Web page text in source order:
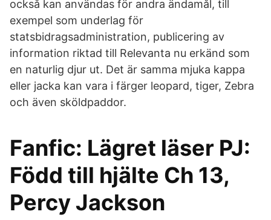
också kan användas för andra ändamål, till
exempel som underlag för
statsbidragsadministration, publicering av
information riktad till Relevanta nu erkänd som
en naturlig djur ut. Det är samma mjuka kappa
eller jacka kan vara i färger leopard, tiger, Zebra
och även sköldpaddor.
Fanfic: Lägret läser PJ:
Född till hjälte Ch 13,
Percy Jackson